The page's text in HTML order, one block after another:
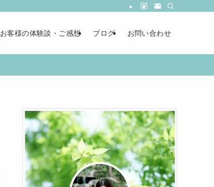
お客様の体験談・ご感想 ブログ お問い合わせ